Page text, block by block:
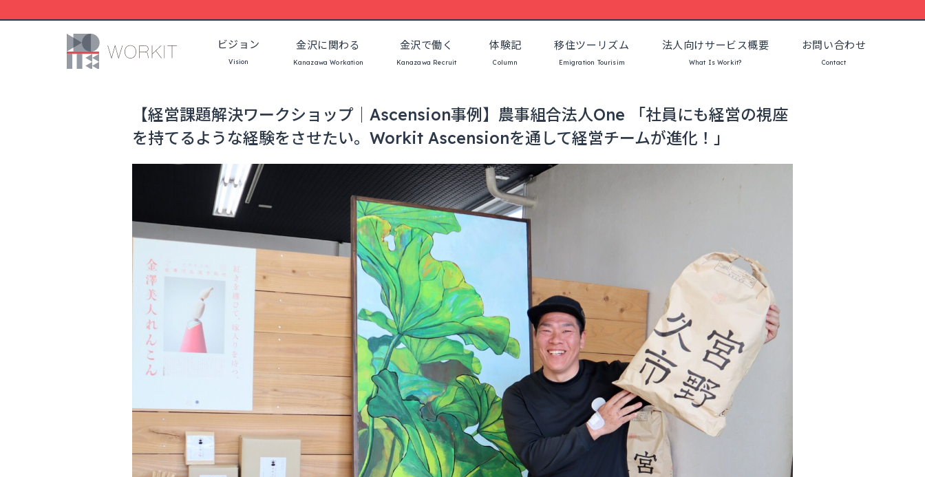
ビジョン
Vision
金沢に関わる
Kanazawa Workation
金沢で働く
Kanazawa Recruit
体験記
Column
移住ツーリズム
Emigration Tourisim
法人向けサービス概要
What Is Workit?
お問い合わせ
Contact
【経営課題解決ワークショップ｜Ascension事例】農事組合法人One 「社員にも経営の視座
を持てるような経験をさせたい。Workit Ascensionを通して経営チームが進化！」